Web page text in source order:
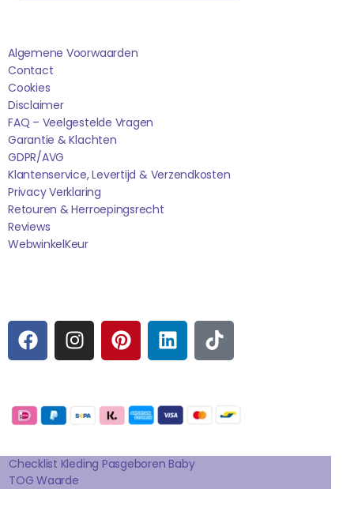
Algemene Voorwaarden
Contact
Cookies
Disclaimer
FAQ – Veelgestelde Vragen
Garantie & Klachten
GDPR/AVG
Klantenservice, Levertijd & Verzendkosten
Privacy Verklaring
Retouren & Herroepingsrecht
Reviews
WebwinkelKEur
F
A
C
B
O
K
I
N
S
A
A
M
P
I
N
E
R
S
T
L
I
N
E
D
N
T
I
K
O
K
Checklist Kleding Pasgeboren Baby
TOG Waarde